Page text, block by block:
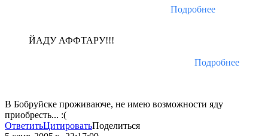
Подробнее
ЙАДУ АФФТАРУ!!!
Подробнее
В Бобруйске проживаюче, не имею возможности яду
приобресть... :(
ОтветитьЦитироватьПоделиться